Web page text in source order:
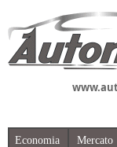
Economia Mercato